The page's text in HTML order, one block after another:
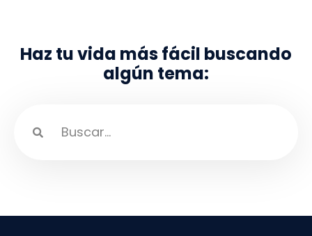
Haz tu vida más fácil buscando
algún tema: